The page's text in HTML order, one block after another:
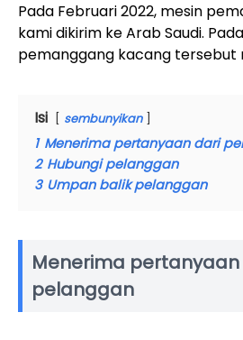
Pada Februari 2022, mesin
kami dikirim ke Arab Saudi.
pemanggang kacang tersebut
Isi sembunyikan
1 Menerima pertanyaan dari
2 Hubungi pelanggan
3 Umpan balik pelanggan
Menerima
pelanggan